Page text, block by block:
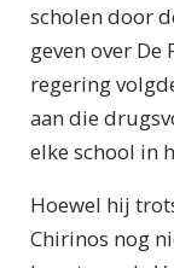
scholen door
geven over De
regering
aan die
elke school in
Hoewel hij
Chirinos nog